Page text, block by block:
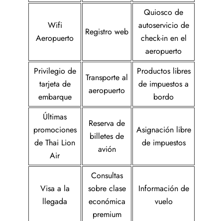
Wifi
Aeropuerto
Registro web
Quiosco de
autoservicio de
check-in en el
aeropuerto
Privilegio de
tarjeta de
embarque
Transporte al
aeropuerto
Productos libres
de impuestos a
bordo
Últimas
promociones
de Thai Lion
Air
Reserva de
billetes de
avión
Asignación libre
de impuestos
Visa a la
llegada
Consultas
sobre clase
económica
premium
Información de
vuelo